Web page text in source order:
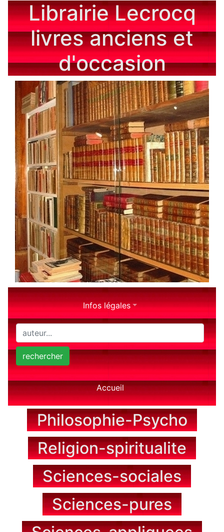
Librairie Lecrocq
livres anciens et
d'occasion
Infos légales
rechercher
Accueil
Philosophie-Psycho
Religion-spiritualite
Sciences-sociales
Sciences-pures